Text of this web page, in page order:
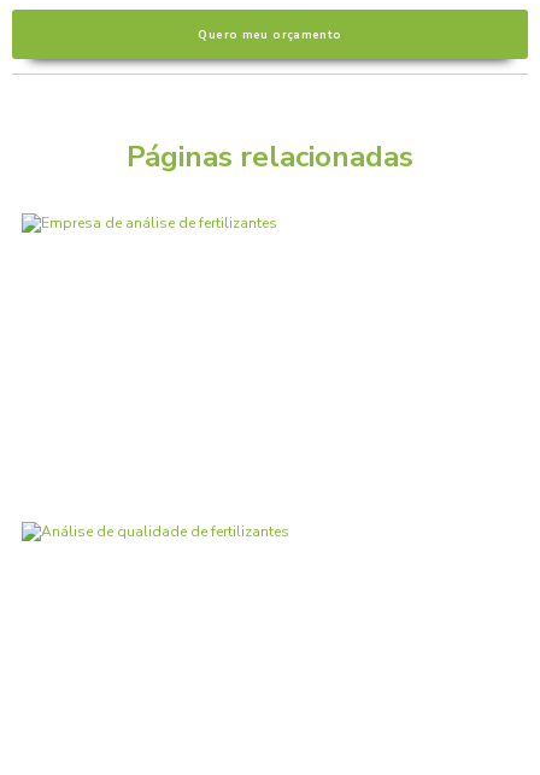
Quero meu orçamento
Páginas relacionadas